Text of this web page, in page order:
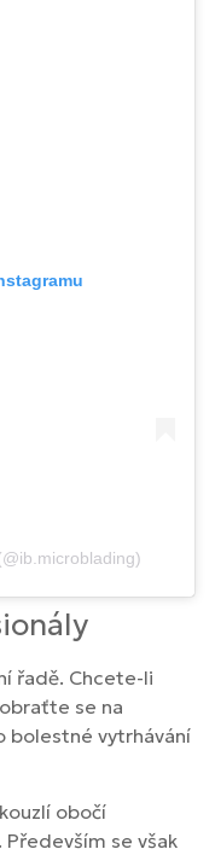
řadě. Chcete-li
se na
bolestné vytrhávání
obočí
se však